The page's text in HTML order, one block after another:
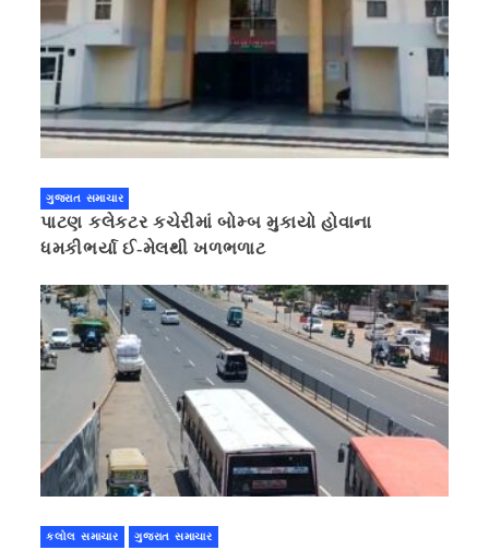
ગુજરાત સમાચાર
પાટણ કલેકટર કચેરીમાં બોમ્બ મુકાયો હોવાના
ધમકીભર્યા ઈ-મેલથી ખળભળાટ
કલોલ સમાચાર ગુજરાત સમાચાર